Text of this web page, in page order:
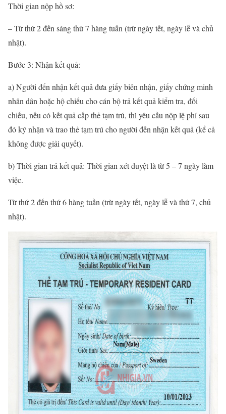
Thời gian nộp hồ sơ:
– Từ thứ 2 đến sáng thứ 7 hàng tuần (trừ ngày tết, ngày lễ và chủ
nhật).
Bước 3: Nhận kết quả:
a) Người đến nhận kết quả đưa giấy biên nhận, giấy chứng minh
nhân dân hoặc hộ chiếu cho cán bộ trả kết quả kiểm tra, đối
chiếu, nếu có kết quả cấp thẻ tạm trú, thì yêu cầu nộp lệ phí sau
đó ký nhận và trao thẻ tạm trú cho người đến nhận kết quả (kể cả
không được giải quyết).
b) Thời gian trả kết quả: Thời gian xét duyệt là từ 5 – 7 ngày làm
việc.
Từ thứ 2 đến thứ 6 hàng tuần (trừ ngày tết, ngày lễ và thứ 7, chủ
nhật).